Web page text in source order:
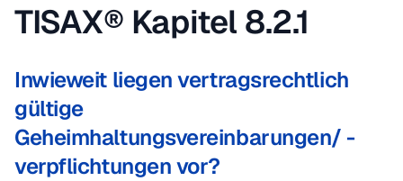
TISAX® Kapitel 8.2.1
Inwieweit liegen vertragsrechtlich
gültige
Geheimhaltungsvereinbarungen/ -
verpflichtungen vor?